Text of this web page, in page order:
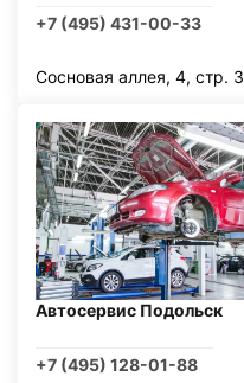
+7 (495) 431-00-33
Сосновая аллея, 4, стр. 3
Автосервис Подольск
+7 (495) 128-01-88